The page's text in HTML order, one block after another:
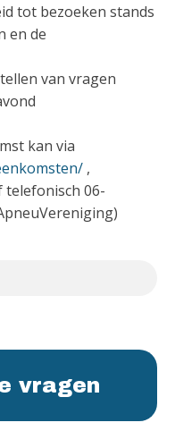
tot bezoeken stands
en de
van vragen
kan via
,
telefonisch 06-
vragen